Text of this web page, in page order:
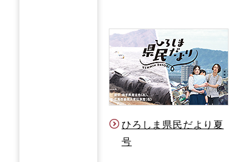
ひろしま県民だより夏
号